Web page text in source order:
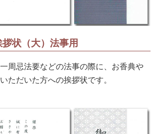
拶状（大）法事用
周忌法要などの法事の際に、お香典や
ただいた方への挨拶状です。